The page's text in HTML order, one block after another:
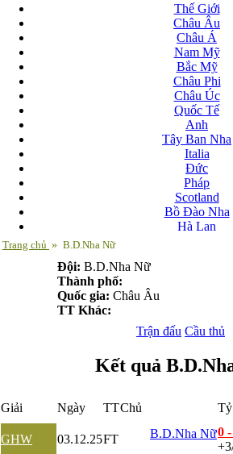
Thế Giới
Châu Âu
Châu Á
Nam Mỹ
Bắc Mỹ
Châu Phi
Châu Úc
Quốc Tế
Anh
Tây Ban Nha
Italia
Đức
Pháp
Scotland
Bồ Đào Nha
Hà Lan
Belarus
Bosnia-
Bulgary
Bắc Ireland
Estonia
Georgia
Trang chủ » B.D.Nha Nữ
Đội: B.D.Nha Nữ
Thành phố:
Quốc gia: Châu Âu
TT Khác:
Trận đấu Cầu thủ
Kết quả
Giải Ngày TTChủ
GHW
03.12.25FT B.D.Nha Nữ0